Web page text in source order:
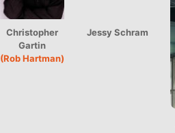
Christopher
Gartin
(Rob Hartman)
Jessy Schram